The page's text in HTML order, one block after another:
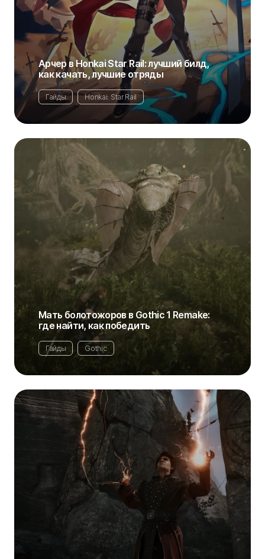
Арчер в Honkai Star Rail: лучший билд,
как качать, лучшие отряды
Гайды Honkai: Star Rail
Мать болотожоров в Gothic 1 Remake:
где найти, как победить
Гайды Gothic